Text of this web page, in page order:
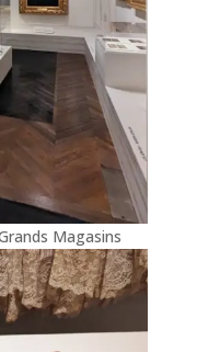
Magasins